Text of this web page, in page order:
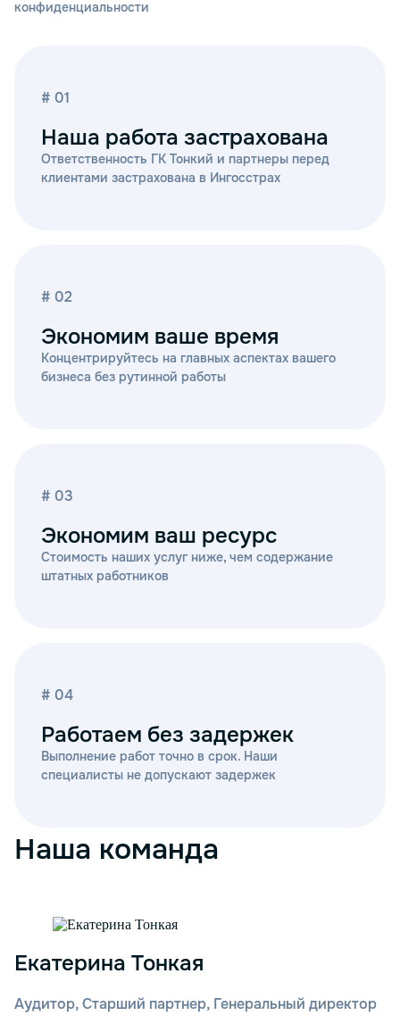
конфиденциальности
# 01
Наша работа застрахована
Ответственность ГК Тонкий и партнеры перед
клиентами застрахована в Ингосстрах
# 02
Экономим ваше время
Концентрируйтесь на главных аспектах вашего
бизнеса без рутинной работы
# 03
Экономим ваш ресурс
Стоимость наших услуг ниже, чем содержание
штатных работников
# 04
Работаем без задержек
Выполнение работ точно в срок. Наши
специалисты не допускают задержек
Наша команда
Екатерина Тонкая
Аудитор, Старший партнер, Генеральный директор